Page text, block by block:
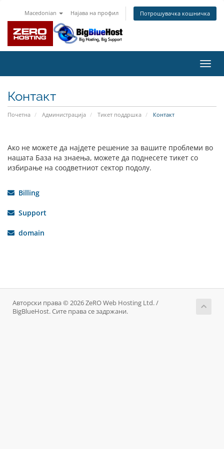
Macedonian Најава на профил Потрошувачка кошничка
ја
Контакт
Почетна Администрација Тикет поддршка Контакт
Ако не можете да најдете решение за вашите проблеми во
нашата База на знаења, можете да поднесете тикет со
избирање на соодветниот сектор подолу.
Billing
Support
domain
Авторски права © 2026 ZeRO Web Hosting Ltd. /
BigBlueHost. Сите права се задржани.